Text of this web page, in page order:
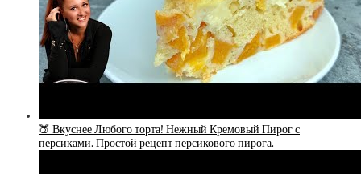
🍑 Вкуснее Любого торта! Нежный Кремовый Пирог с
персиками. Простой рецепт персикового пирога.